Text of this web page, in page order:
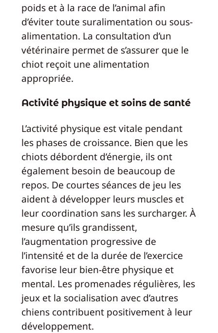
poids et à la race de l’animal afin
d’éviter toute suralimentation ou sous-
alimentation. La consultation d’un
vétérinaire permet de s’assurer que le
chiot reçoit une alimentation
appropriée.
Activité physique et soins de santé
L’activité physique est vitale pendant
les phases de croissance. Bien que les
chiots débordent d’énergie, ils ont
également besoin de beaucoup de
repos. De courtes séances de jeu les
aident à développer leurs muscles et
leur coordination sans les surcharger. À
mesure qu’ils grandissent,
l’augmentation progressive de
l’intensité et de la durée de l’exercice
favorise leur bien-être physique et
mental. Les promenades régulières, les
jeux et la socialisation avec d’autres
chiens contribuent positivement à leur
développement.